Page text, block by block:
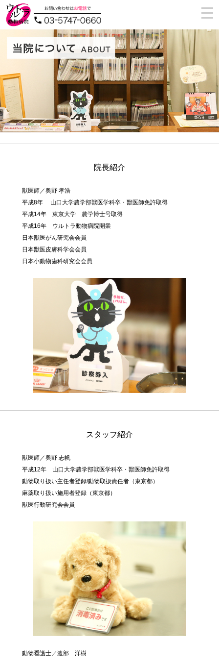
院長紹介
獣医師／奥野 孝浩
平成8年 山口大学農学部獣医学科卒・獣医師免許取得
平成14年 東京大学 農学博士号取得
平成16年 ウルトラ動物病院開業
日本獣医がん研究会会員
日本獣医皮膚科学会会員
日本小動物歯科研究会会員
スタッフ紹介
獣医師／奥野 志帆
平成12年 山口大学農学部獣医学科卒・獣医師免許取得
動物取り扱い主任者登録/動物取扱責任者（東京都）
麻薬取り扱い施用者登録（東京都）
獣医行動研究会会員
動物看護士／渡部 洋樹